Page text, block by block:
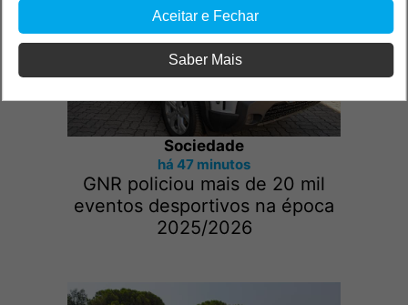
Sociedade
há 47 minutos
GNR policiou mais de 20 mil
eventos desportivos na época
2025/2026
Aceitar e Fechar
Saber Mais